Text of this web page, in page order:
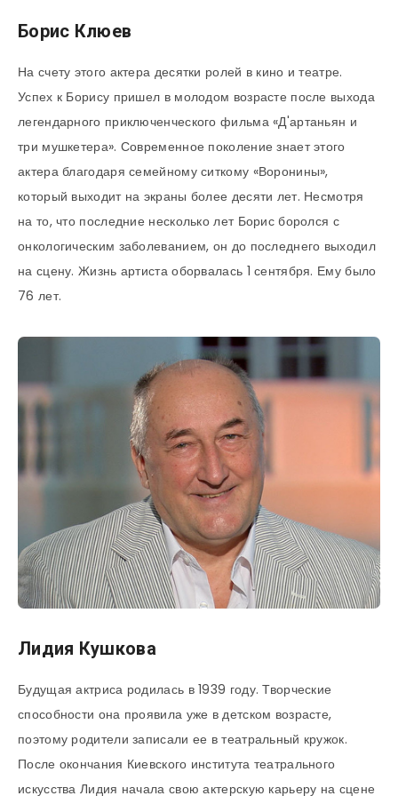
Борис Клюев
На счету этого актера десятки ролей в кино и театре.
Успех к Борису пришел в молодом возрасте после выхода
легендарного приключенческого фильма «Д'артаньян и
три мушкетера». Современное поколение знает этого
актера благодаря семейному ситкому «Воронины»,
который выходит на экраны более десяти лет. Несмотря
на то, что последние несколько лет Борис боролся с
онкологическим заболеванием, он до последнего выходил
на сцену. Жизнь артиста оборвалась 1 сентября. Ему было
76 лет.
Лидия Кушкова
Будущая актриса родилась в 1939 году. Творческие
способности она проявила уже в детском возрасте,
поэтому родители записали ее в театральный кружок.
После окончания Киевского института театрального
искусства Лидия начала свою актерскую карьеру на сцене